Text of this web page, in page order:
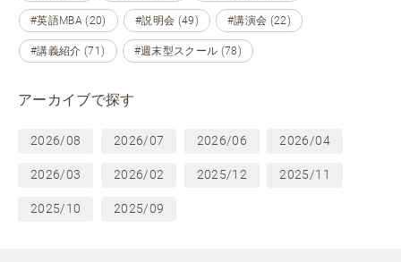
#英語MBA (20) #説明会 (49) #講演会 (22)
#講義紹介 (71) #週末型スクール (78)
アーカイブで探す
2026/08 2026/07 2026/06 2026/04
2026/03 2026/02 2025/12 2025/11
2025/10 2025/09